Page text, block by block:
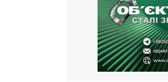
Врачи назвали
который
COVID-19 – CNN
12.09.2025